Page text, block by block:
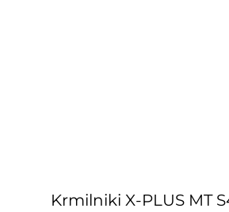
Krmilniki X-PLUS MT